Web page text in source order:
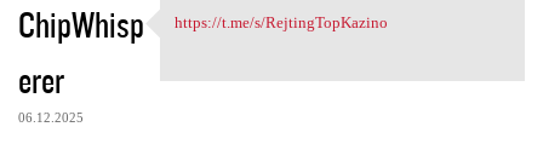
ChipWhisp
erer
06.12.2025
https://t.me/s
https://t.me/s/RejtingTopKazino